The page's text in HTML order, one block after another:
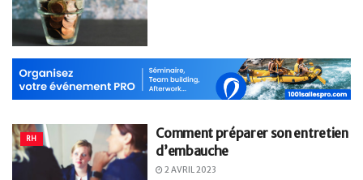
RH
Comment préparer son entretien
d’embauche
2 AVRIL 2023